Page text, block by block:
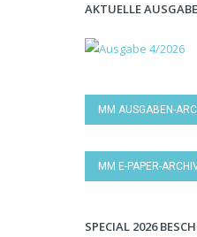
AKTUELLE AUSGABE
MM AUSGABEN-
MM E-PAPER-
SPECIAL 2026